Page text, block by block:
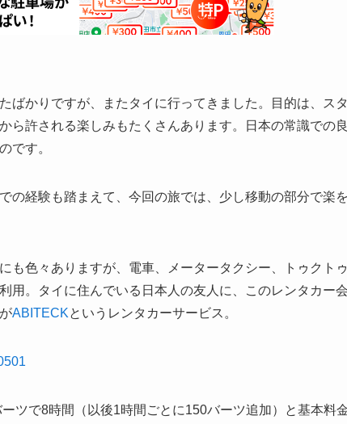
ばかりですが、またタイに行ってきました。目的は、ス
ら許される楽しみもたくさんあります。日本の常識での
です。
の経験も踏まえて、今回の旅では、少し移動の部分で楽
も色々ありますが、電車、メータータクシー、トゥクト
用。タイに住んでいる日本人の友人に、このレンタカー
ABITECKというレンタカーサービス。
ツで8時間（以後1時間ごとに150バーツ追加）と基本料